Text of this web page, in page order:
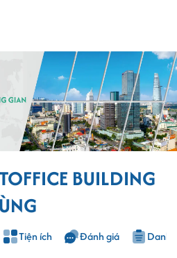
BUILDING
Tiện ích Đánh giá Danh